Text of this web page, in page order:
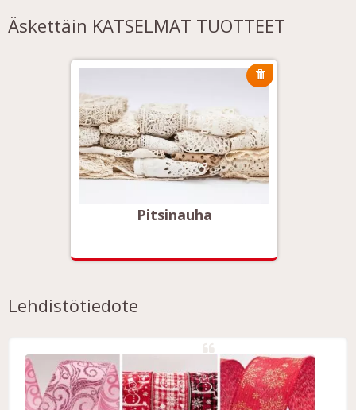
Äskettäin KATSELMAT TUOTTEET
Pitsinauha
Lehdistötiedote